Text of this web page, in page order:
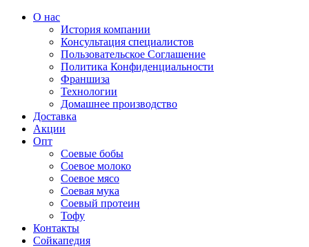
О нас
История компании
Консультация специалистов
Пользовательское Соглашение
Политика Конфиденциальности
Франшиза
Технологии
Домашнее производство
Доставка
Акции
Опт
Соевые бобы
Соевое молоко
Соевое мясо
Соевая мука
Соевый протеин
Тофу
Контакты
Сойкапедия